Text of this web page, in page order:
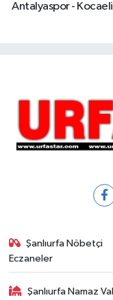
Antalyaspor -
Şanlıurfa Nöbetçi
Eczaneler
Şanlıurfa Namaz